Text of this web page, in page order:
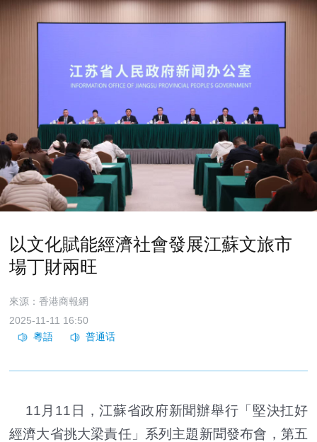
以文化賦能經濟社會發展江蘇文旅市
場丁財兩旺
來源：香港商報網
2025-11-11 16:50
11月11日，江蘇省政府新聞辦舉行「堅決扛好
經濟大省挑大梁責任」系列主題新聞發布會，第五